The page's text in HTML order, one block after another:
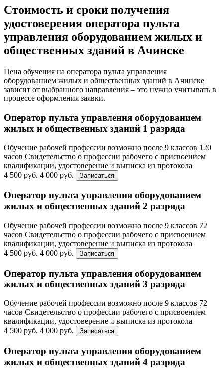
Стоимость и сроки получения
удостоверения оператора пульта
управления оборудованием жилых и
общественных зданий в Ачинске
Цена обучения на оператора пульта управления
оборудованием жилых и общественных зданий в Ачинске
зависит от выбранного направления – это нужно учитывать в
процессе оформления заявки.
Оператор пульта управления оборудованием
жилых и общественных зданий 1 разряда
Обучение рабочей профессии возможно после 9 классов 120
часов Свидетельство о профессии рабочего с присвоением
квалификации, удостоверение и выписка из протокола
4 500 руб. 4 000 руб. Записаться
Оператор пульта управления оборудованием
жилых и общественных зданий 2 разряда
Обучение рабочей профессии возможно после 9 классов 72
часов Свидетельство о профессии рабочего с присвоением
квалификации, удостоверение и выписка из протокола
4 500 руб. 4 000 руб. Записаться
Оператор пульта управления оборудованием
жилых и общественных зданий 3 разряда
Обучение рабочей профессии возможно после 9 классов 72
часов Свидетельство о профессии рабочего с присвоением
квалификации, удостоверение и выписка из протокола
4 500 руб. 4 000 руб. Записаться
Оператор пульта управления оборудованием
жилых и общественных зданий 4 разряда